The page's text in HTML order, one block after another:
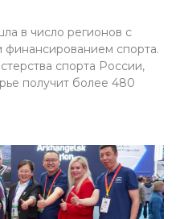
в число регионов с
спорта.
спорта России,
получит более 480